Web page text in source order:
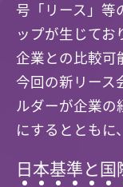
号「リース」等
ップが生じてお
企業との比較可
今回の新リース
ルダーが企業の
にするとともに、
日本基準と国